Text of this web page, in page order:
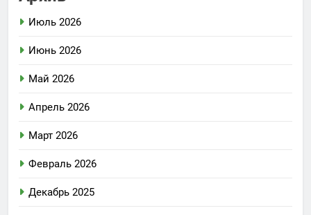
Июль 2026
Июнь 2026
Май 2026
Апрель 2026
Март 2026
Февраль 2026
Декабрь 2025